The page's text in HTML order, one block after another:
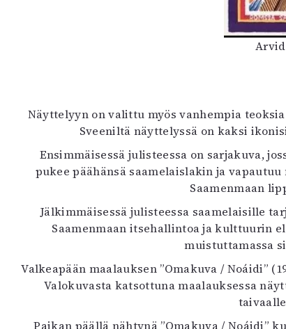
Näyttelyyn on valittu myös vanhempia
Sveeniltä näyttelyssä on kaksi
Ensimmäisessä julisteessa on sarjakuva,
pukee päähänsä saamelaislakin ja
Saamenmaan
Jälkimmäisessä julisteessa saamelaisille
Saamenmaan itsehallintoa ja kulttuurin
muistuttamassa
Valkeapään maalauksen ”Omakuva / Noáidi”
Valokuvasta katsottuna maalauksessa
Paikan päällä nähtynä ”Omakuva / Noáidi”